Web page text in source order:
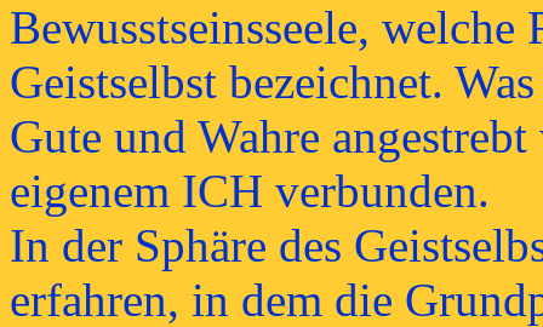
Bewusstseinsseele,
Geistselbst bezeichnet.
Gute und Wahre
eigenem ICH verbunden.
In der Sphäre des
erfahren, in dem die